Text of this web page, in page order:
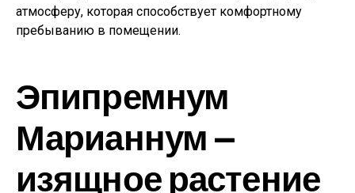
атмосферу, которая способствует комфортному
пребыванию в помещении.
Эпипремнум
Марианнум —
изящное растение